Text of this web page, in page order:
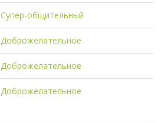
Супер-общительный
Доброжелательное
Доброжелательное
Доброжелательное